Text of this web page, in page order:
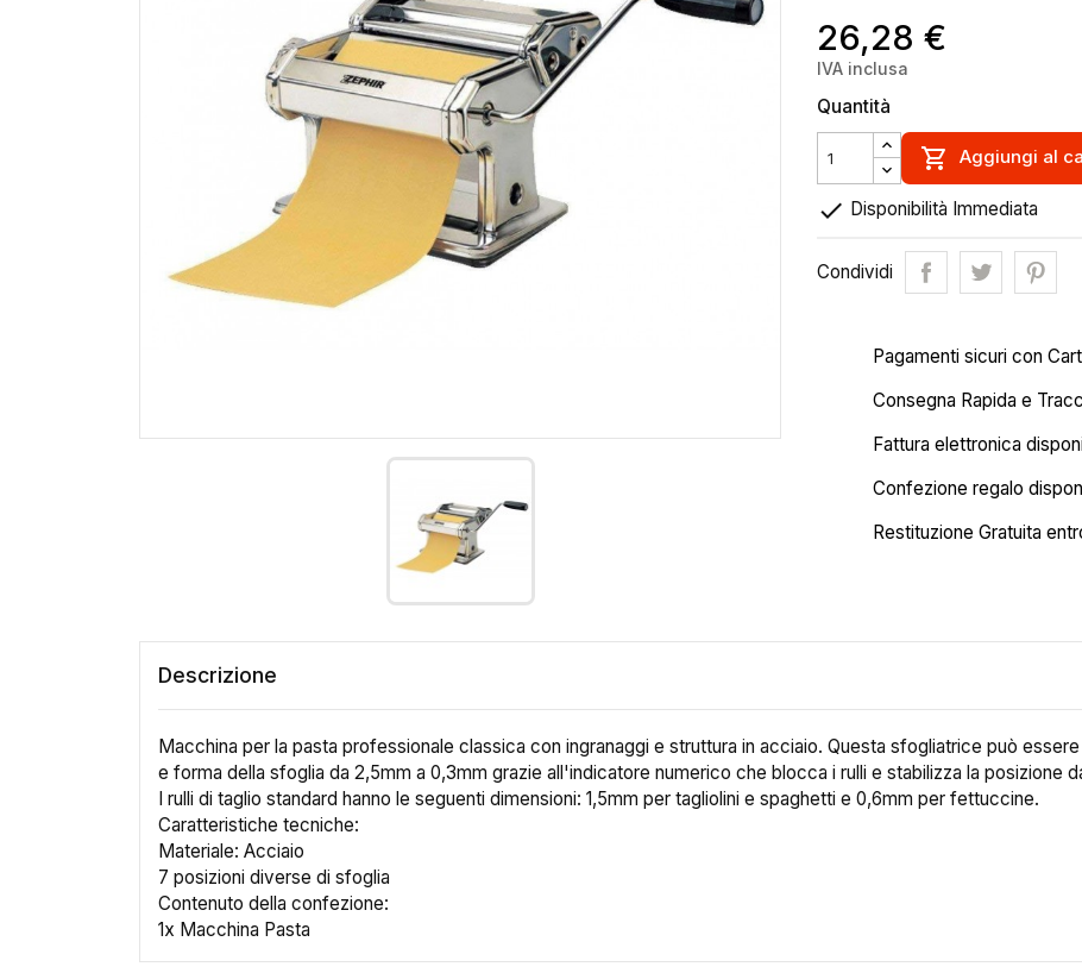
26,28 €
IVA inclusa
Quantità
 Aggiungi al
 Disponibilità Immediata
Condividi
Pagamenti sicuri con
Consegna Rapida e
Fattura elettronica
Confezione regalo
Restituzione Gratuita
Descrizione
Macchina per la pasta professionale classica con ingranaggi e struttura in acciaio. Questa sfogliatrice può
e forma della sfoglia da 2,5mm a 0,3mm grazie all'indicatore numerico che blocca i rulli e stabilizza la posizione
I rulli di taglio standard hanno le seguenti dimensioni: 1,5mm per tagliolini e spaghetti e 0,6mm per fettuccine.
Caratteristiche tecniche:
Materiale: Acciaio
7 posizioni diverse di sfoglia
Contenuto della confezione:
1x Macchina Pasta